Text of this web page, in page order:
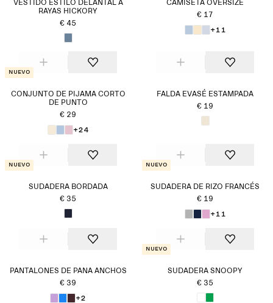
VESTIDO ESTILO DELANTAL A
RAYAS HICKORY
€ 45
CAMISETA OVERSIZE
€ 17
+11
Nuevo
CONJUNTO DE PIJAMA CORTO
DE PUNTO
€ 29
+24
FALDA EVASÉ ESTAMPADA
€ 19
Nuevo
SUDADERA BORDADA
€ 35
Nuevo
SUDADERA DE RIZO FRANCÉS
€ 19
+11
PANTALONES DE PANA ANCHOS
€ 39
+2
Nuevo
SUDADERA SNOOPY
€ 35